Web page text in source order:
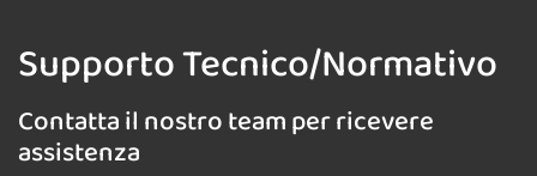
Supporto Tecnico/Normativo
Contatta il nostro team per ricevere
assistenza